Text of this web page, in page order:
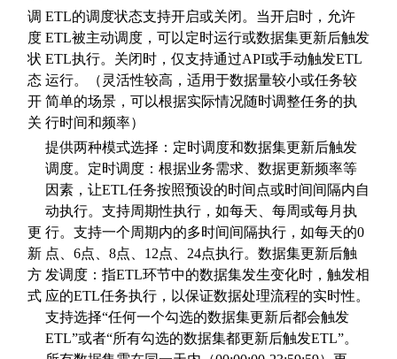
调
度
状
态
开
关
ETL的调度状态支持开启或关闭。当开启时，允许
ETL被主动调度，可以定时运行或数据集更新后触发
ETL执行。关闭时，仅支持通过API或手动触发ETL
运行。（灵活性较高，适用于数据量较小或任务较
简单的场景，可以根据实际情况随时调整任务的执
行时间和频率）
更
新
方
式
提供两种模式选择：定时调度和数据集更新后触发
调度。定时调度：根据业务需求、数据更新频率等
因素，让ETL任务按照预设的时间点或时间间隔内自
动执行。支持周期性执行，如每天、每周或每月执
行。支持一个周期内的多时间间隔执行，如每天的0
点、6点、8点、12点、24点执行。数据集更新后触
发调度：指ETL环节中的数据集发生变化时，触发相
应的ETL任务执行，以保证数据处理流程的实时性。
支持选择“任何一个勾选的数据集更新后都会触发
ETL”或者“所有勾选的数据集都更新后触发ETL”。